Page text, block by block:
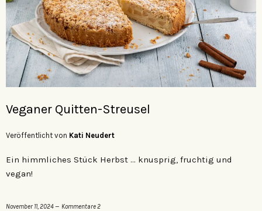
Veganer Quitten-Streusel
Veröffentlicht von Kati Neudert
Ein himmliches Stück Herbst … knusprig, fruchtig und
vegan!
November 11, 2024
Kommentare 2